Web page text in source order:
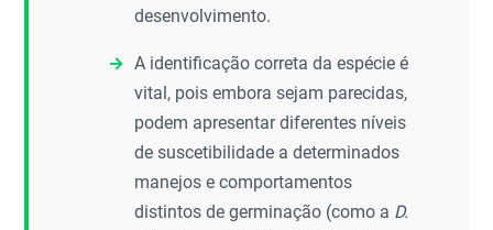
desenvolvimento.
A identificação correta da espécie é
vital, pois embora sejam parecidas,
podem apresentar diferentes níveis
de suscetibilidade a determinados
manejos e comportamentos
distintos de germinação (como a D.